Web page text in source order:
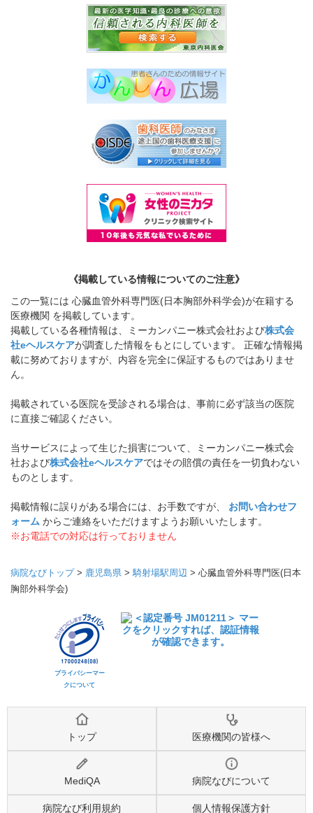
《掲載している情報についてのご注意》
この一覧には 心臓血管外科専門医(日本胸部外科学会)が在籍する
医療機関 を掲載しています。
掲載している各種情報は、ミーカンパニー株式会社および株式会
社eヘルスケアが調査した情報をもとにしています。 正確な情報掲
載に努めておりますが、内容を完全に保証するものではありませ
ん。
掲載されている医院を受診される場合は、事前に必ず該当の医院
に直接ご確認ください。
当サービスによって生じた損害について、ミーカンパニー株式会
社および株式会社eヘルスケアではその賠償の責任を一切負わない
ものとします。
掲載情報に誤りがある場合には、お手数ですが、 お問い合わせフ
ォーム からご連絡をいただけますようお願いいたします。
※お電話での対応は行っておりません
病院なびトップ> 鹿児島県 >騎射場駅周辺 > 心臓血管外科専門医(日本
胸部外科学会)
プライバシーマー
クについて
トップ 医療機関の皆様へ
MediQA 病院なびについて
病院なび利用規約 個人情報保護方針